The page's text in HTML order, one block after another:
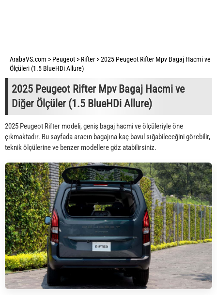
ArabaVS.com > Peugeot > Rifter >2025 Peugeot Rifter Mpv Bagaj Hacmi ve
Ölçüleri (1.5 BlueHDi Allure)
2025 Peugeot Rifter Mpv Bagaj Hacmi ve
Diğer Ölçüler (1.5 BlueHDi Allure)
2025 Peugeot Rifter modeli, geniş bagaj hacmi ve ölçüleriyle öne
çıkmaktadır. Bu sayfada aracın bagajına kaç bavul sığabileceğini görebilir,
teknik ölçülerine ve benzer modellere göz atabilirsiniz.